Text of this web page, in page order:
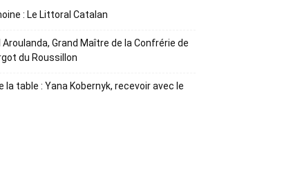
: Le Littoral Catalan
Aroulanda, Grand Maître de la Confrérie de
du Roussillon
la table : Yana Kobernyk, recevoir avec le